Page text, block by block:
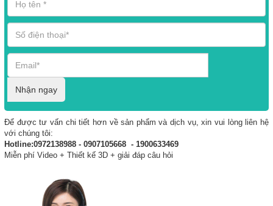
Nhận ngay
Để được tư vấn chi tiết hơn về sản phẩm và dịch vụ, xin vui lòng liên hệ
với chúng tôi:
Hotline:0972138988 - 0907105668 - 1900633469
Miễn phí Video + Thiết kế 3D + giải đáp câu hỏi